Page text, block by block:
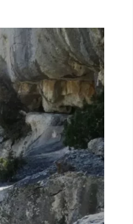
Dominique Rollin
il y a 27 jours
du domaine complet.Un
des propriétaires.Des
( paella, canoë....),que
tous apprécié.Des couchages
reviendrons avec